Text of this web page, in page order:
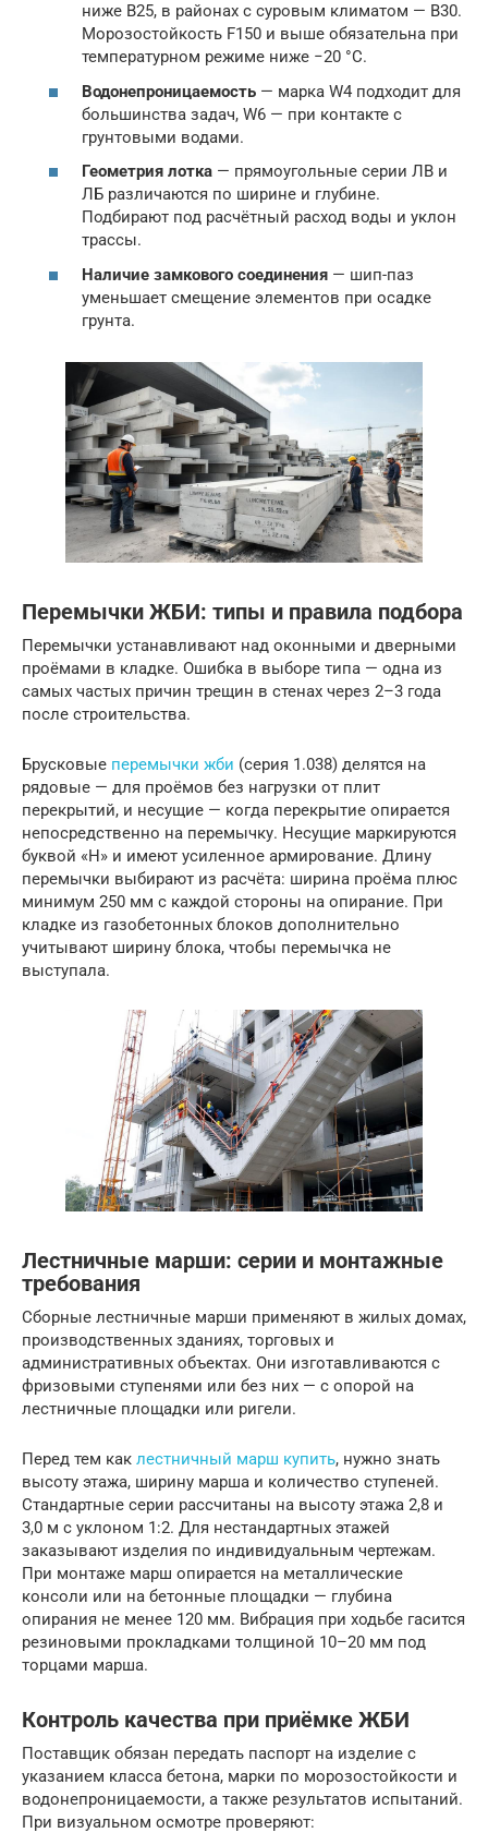
ниже В25, в районах с суровым климатом — В30.
Морозостойкость F150 и выше обязательна при
температурном режиме ниже −20 °C.
Водонепроницаемость — марка W4 подходит для
большинства задач, W6 — при контакте с
грунтовыми водами.
Геометрия лотка — прямоугольные серии ЛВ и
ЛБ различаются по ширине и глубине.
Подбирают под расчётный расход воды и уклон
трассы.
Наличие замкового соединения — шип-паз
уменьшает смещение элементов при осадке
грунта.
Перемычки ЖБИ: типы и правила подбора
Перемычки устанавливают над оконными и дверными
проёмами в кладке. Ошибка в выборе типа — одна из
самых частых причин трещин в стенах через 2–3 года
после строительства.
Брусковые перемычки жби (серия 1.038) делятся на
рядовые — для проёмов без нагрузки от плит
перекрытий, и несущие — когда перекрытие опирается
непосредственно на перемычку. Несущие маркируются
буквой «Н» и имеют усиленное армирование. Длину
перемычки выбирают из расчёта: ширина проёма плюс
минимум 250 мм с каждой стороны на опирание. При
кладке из газобетонных блоков дополнительно
учитывают ширину блока, чтобы перемычка не
выступала.
Лестничные марши: серии и монтажные
требования
Сборные лестничные марши применяют в жилых домах,
производственных зданиях, торговых и
административных объектах. Они изготавливаются с
фризовыми ступенями или без них — с опорой на
лестничные площадки или ригели.
Перед тем как лестничный марш купить, нужно знать
высоту этажа, ширину марша и количество ступеней.
Стандартные серии рассчитаны на высоту этажа 2,8 и
3,0 м с уклоном 1:2. Для нестандартных этажей
заказывают изделия по индивидуальным чертежам.
При монтаже марш опирается на металлические
консоли или на бетонные площадки — глубина
опирания не менее 120 мм. Вибрация при ходьбе гасится
резиновыми прокладками толщиной 10–20 мм под
торцами марша.
Контроль качества при приёмке ЖБИ
Поставщик обязан передать паспорт на изделие с
указанием класса бетона, марки по морозостойкости и
водонепроницаемости, а также результатов испытаний.
При визуальном осмотре проверяют: